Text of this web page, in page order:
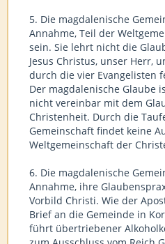
5. Die magdalenische
Annahme, Teil der
sein. Sie lehrt nicht die
Jesus Christus, unser Herr,
durch die vier Evangelisten
Der magdalenische Glaube
nicht vereinbar mit dem
Christenheit. Durch die
Gemeinschaft findet keine
Weltgemeinschaft der
6. Die magdalenische
Annahme, ihre
Vorbild Christi. Wie der
Brief an die Gemeinde in
führt übertriebener